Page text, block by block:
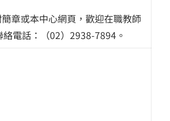
章或本中心網頁，歡迎在職教師
電話：（02）2938-7894。